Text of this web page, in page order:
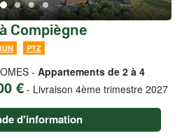
Compiègne
PTZ
- Appartements de 2 à 4
€ - Livraison 4ème trimestre 2027
d'information